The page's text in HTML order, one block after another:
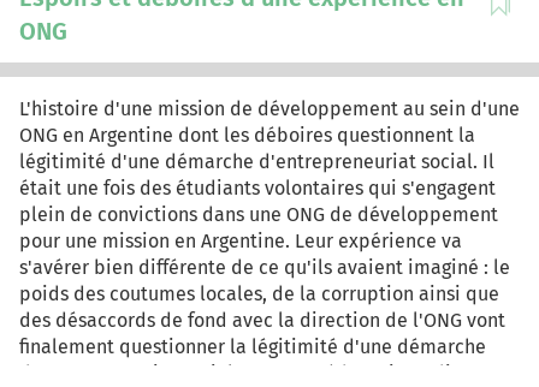
ONG
L'histoire d'une mission de développement au sein d'une
ONG en Argentine dont les déboires questionnent la
légitimité d'une démarche d'entrepreneuriat social. Il
était une fois des étudiants volontaires qui s'engagent
plein de convictions dans une ONG de développement
pour une mission en Argentine. Leur expérience va
s'avérer bien différente de ce qu'ils avaient imaginé : le
poids des coutumes locales, de la corruption ainsi que
des désaccords de fond avec la direction de l'ONG vont
finalement questionner la légitimité d'une démarche
d'entrepreneuriat social. La note pédagogique discute